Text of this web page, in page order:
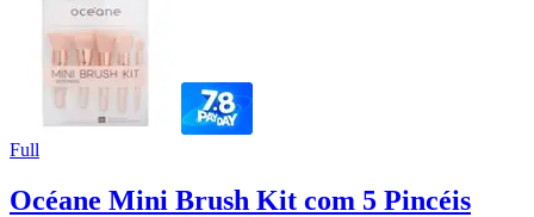
Full
Océane Mini Brush Kit com 5 Pincéis